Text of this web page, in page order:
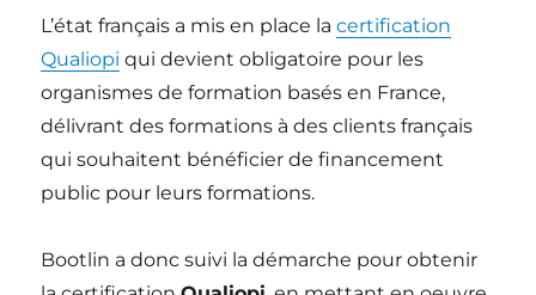
L’état français a mis en place lacertification
Qualiopi qui devient obligatoire pour les
organismes de formation basés en France,
délivrant des formations à des clients français
qui souhaitent bénéficier de financement
public pour leurs formations.
Bootlin a donc suivi la démarche pour obtenir